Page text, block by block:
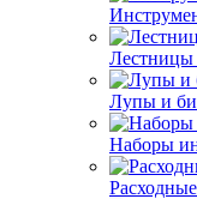
Лестницы
Лупы и
Наборы